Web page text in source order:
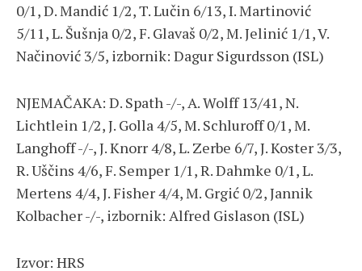
0/1, D. Mandić 1/2, T. Lučin 6/13, I. Martinović
5/11, L. Šušnja 0/2, F. Glavaš 0/2, M. Jelinić 1/1, V.
Načinović 3/5, izbornik: Dagur Sigurdsson (ISL)
NJEMAČAKA: D. Spath -/-, A. Wolff 13/41, N.
Lichtlein 1/2, J. Golla 4/5, M. Schluroff 0/1, M.
Langhoff -/-, J. Knorr 4/8, L. Zerbe 6/7, J. Koster 3/3,
R. Uščins 4/6, F. Semper 1/1, R. Dahmke 0/1, L.
Mertens 4/4, J. Fisher 4/4, M. Grgić 0/2, Jannik
Kolbacher -/-, izbornik: Alfred Gislason (ISL)
Izvor: HRS